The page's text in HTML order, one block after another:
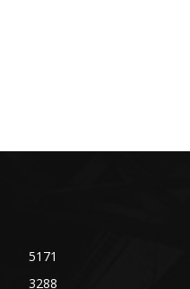
5171
3288